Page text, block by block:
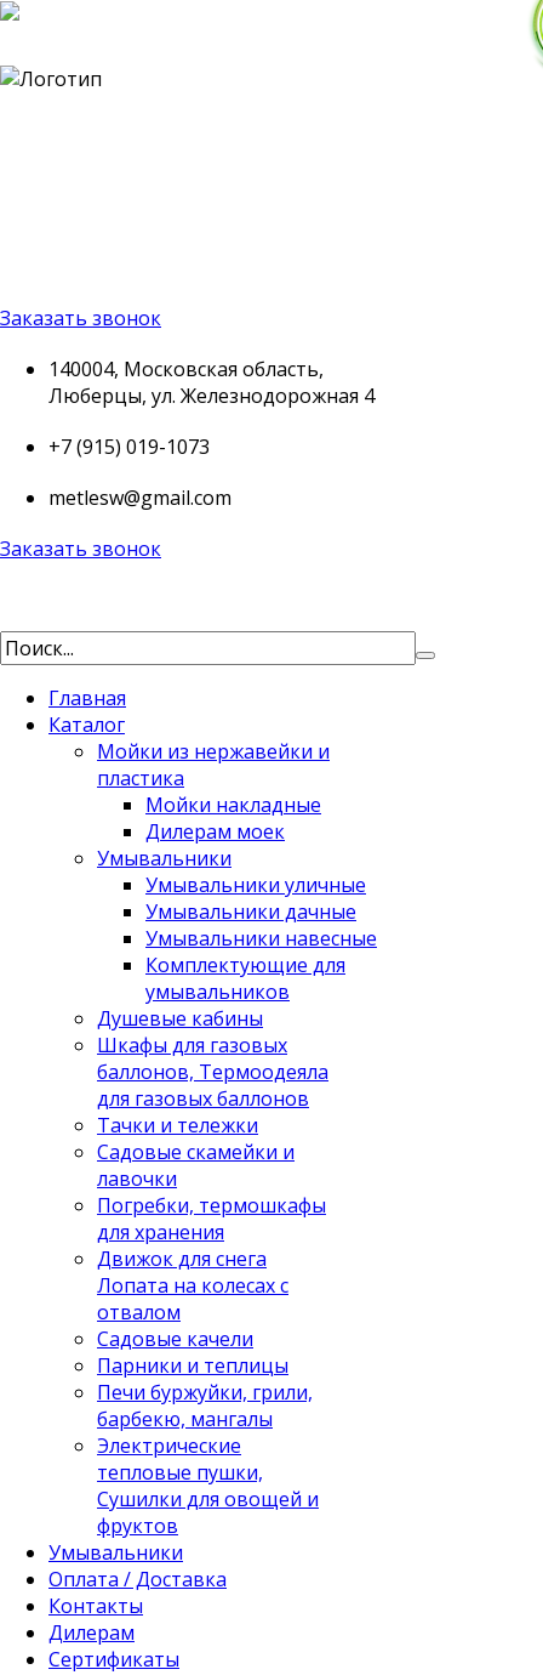
Заказать звонок
140004, Московская область,
Люберцы, ул. Железнодорожная 4
+7 (915) 019-1073
metlesw@gmail.com
Заказать звонок
Главная
Каталог
Мойки из нержавейки и
пластика
Мойки накладные
Дилерам моек
Умывальники
Умывальники уличные
Умывальники дачные
Умывальники навесные
Комплектующие для
умывальников
Душевые кабины
Шкафы для газовых
баллонов, Термоодеяла
для газовых баллонов
Тачки и тележки
Садовые скамейки и
лавочки
Погребки, термошкафы
для хранения
Движок для снега
Лопата на колесах с
отвалом
Садовые качели
Парники и теплицы
Печи буржуйки, грили,
барбекю, мангалы
Электрические
тепловые пушки,
Сушилки для овощей и
фруктов
Умывальники
Оплата / Доставка
Контакты
Дилерам
Сертификаты